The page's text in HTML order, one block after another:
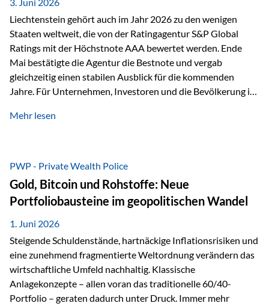
Liechtenstein gehört auch im Jahr 2026 zu den wenigen
Staaten weltweit, die von der Ratingagentur S&P Global
Ratings mit der Höchstnote AAA bewertet werden. Ende
Mai bestätigte die Agentur die Bestnote und vergab
gleichzeitig einen stabilen Ausblick für die kommenden
Jahre. Für Unternehmen, Investoren und die Bevölkerung ist
finanzielle Stabilität des Landes sowie das Vertrauen
trotz Herausforderungen Die weltwirtschaftlichen
Rahmenbedingungen bleiben anspruchsvoll. Geopolitische
Unsicherheiten, eine verhaltene Investitionstätigkeit und
eine schwächere Nachfrage in wichtigen Exportmärkten
beeinflussen auch die liechtensteinische Wirtschaft.
Dennoch sieht…
Mehr lesen
PWP - Private Wealth Police
Gold, Bitcoin und Rohstoffe: Neue
Portfoliobausteine im geopolitischen Wandel
1. Juni 2026
Steigende Schuldenstände, hartnäckige Inflationsrisiken und
eine zunehmend fragmentierte Weltordnung verändern das
wirtschaftliche Umfeld nachhaltig. Klassische
Anlagekonzepte – allen voran das traditionelle 60/40-
Portfolio – geraten dadurch unter Druck. Immer mehr